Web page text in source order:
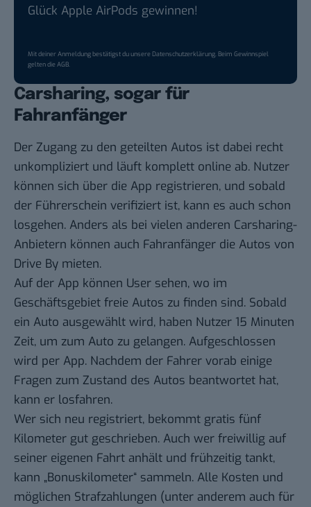
Glück Apple AirPods gewinnen!
Mit deiner Anmeldung bestätigst du unsereDatenschutzerklärung. Beim Gewinnspiel
gelten dieAGB.
Carsharing, sogar für
Fahranfänger
Der Zugang zu den geteilten Autos ist dabei recht
unkompliziert und läuft komplett online ab. Nutzer
können sich über die App registrieren, und sobald
der Führerschein verifiziert ist, kann es auch schon
losgehen. Anders als bei vielen anderen Carsharing-
Anbietern können auch Fahranfänger die Autos von
Drive By mieten.
Auf der App können User sehen, wo im
Geschäftsgebiet freie Autos zu finden sind. Sobald
ein Auto ausgewählt wird, haben Nutzer 15 Minuten
Zeit, um zum Auto zu gelangen. Aufgeschlossen
wird per App. Nachdem der Fahrer vorab einige
Fragen zum Zustand des Autos beantwortet hat,
kann er losfahren.
Wer sich neu registriert, bekommt gratis fünf
Kilometer gut geschrieben. Auch wer freiwillig auf
seiner eigenen Fahrt anhält und frühzeitig tankt,
kann „Bonuskilometer“ sammeln. Alle Kosten und
möglichen Strafzahlungen (unter anderem auch für